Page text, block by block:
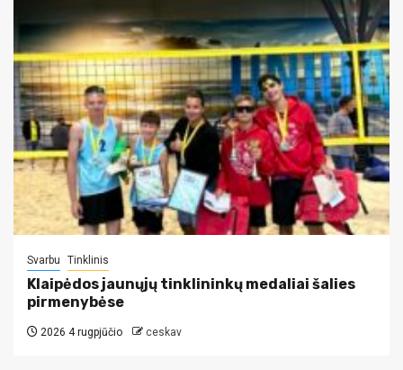
Svarbu Tinklinis
Klaipėdos jaunųjų tinklininkų medaliai šalies
pirmenybėse
2026 4 rugpjūčio ceskav